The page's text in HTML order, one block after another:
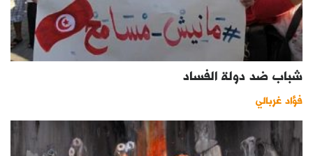
شباب ضد دولة الفساد
فؤاد غربالي